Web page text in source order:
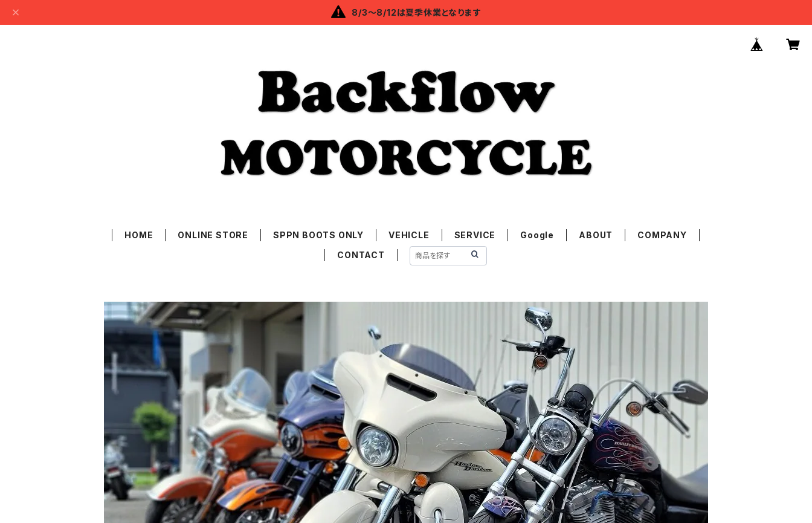
8/3～8/12は夏季休業となります
HOME ONLINE STORE SPPN BOOTS ONLY VEHICLE SERVICE Google ABOUT
COMPANY
CONTACT